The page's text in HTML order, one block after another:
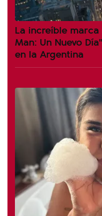
La increíble
Man: Un Nuevo
en la Argentina